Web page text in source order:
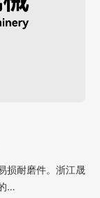
损耐磨件。浙江晟
…